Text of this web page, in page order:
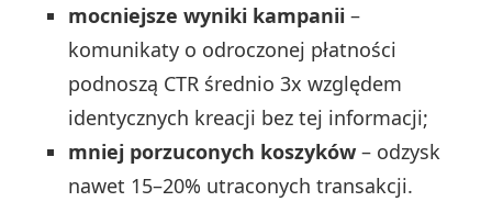
mocniejsze wyniki kampanii –
komunikaty o odroczonej płatności
podnoszą CTR średnio 3x względem
identycznych kreacji bez tej informacji;
mniej porzuconych koszyków – odzysk
nawet 15–20% utraconych transakcji.